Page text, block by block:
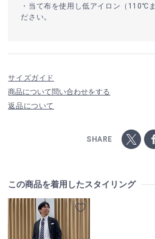
・当て布を使用し低アイロン（110℃
ださい。
サイズガイド
商品について問い合わせをする
返品について
SHARE
この商品を着用したスタイリング